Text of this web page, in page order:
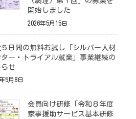
開始しました
2026年5月15日
５日間の無料お試し「シルバー人材
ター・トライアル就業」事業継続の
せ
5月8日
会員向け研修「令和８年度
家事援助サービス基本研修